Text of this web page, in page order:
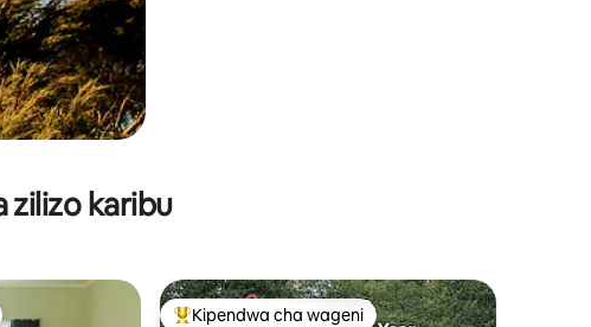
zilizo karibu
Kipendwa cha wageni